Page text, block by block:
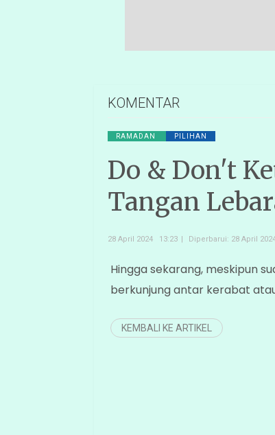
KOMENTAR
RAMADAN PILIHAN
Do & Don't
Tangan
28 April 2024 13:23 Diperbarui: 28 April
Hingga sekarang, meskipun
berkunjung antar kerabat
KEMBALI KE ARTIKEL